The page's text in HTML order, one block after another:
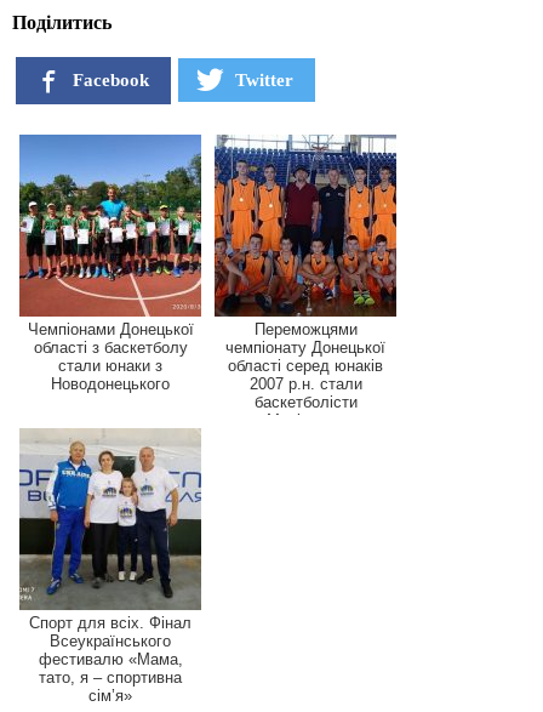
Поділитись
Facebook Twitter
Чемпіонами Донецької
області з баскетболу
стали юнаки з
Новодонецького
Переможцями
чемпіонату Донецької
області серед юнаків
2007 р.н. стали
баскетболісти
Маріуполя
Спорт для всіх. Фінал
Всеукраїнського
фестивалю «Мама,
тато, я – спортивна
сім’я»